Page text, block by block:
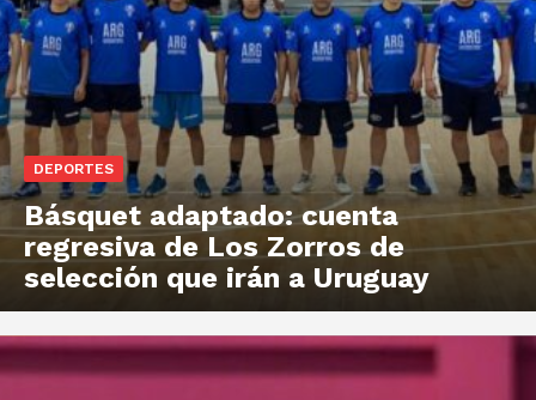
DEPORTES
Básquet adaptado: cuenta
regresiva de Los Zorros de
selección que irán a Uruguay